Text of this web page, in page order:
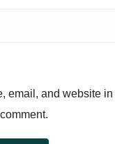
email, and website